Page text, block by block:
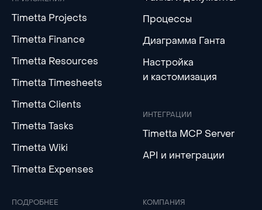
Timetta Projects
Timetta Finance
Timetta Resources
Timetta Timesheets
Timetta Clients
Timetta Tasks
Timetta Wiki
Timetta Expenses
Процессы
Диаграмма Ганта
Настройка
и кастомизация
ИНТЕГРАЦИИ
Timetta MCP Server
API и интеграции
ПОДРОБНЕЕ КОМПАНИЯ